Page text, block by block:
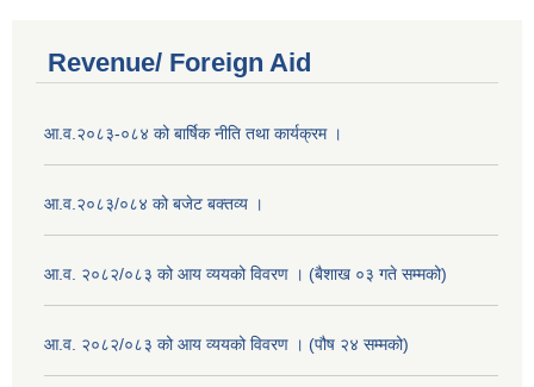
Revenue/ Foreign Aid
आ.व.२०८३-०८४ को बार्षिक नीति तथा कार्यक्रम ।
आ.व.२०८३/०८४ को बजेट बक्तव्य ।
आ.व. २०८२/०८३ को आय व्ययको विवरण । (बैशाख ०३ गते सम्मको)
आ.व. २०८२/०८३ को आय व्ययको विवरण । (पौष २४ सम्मको)